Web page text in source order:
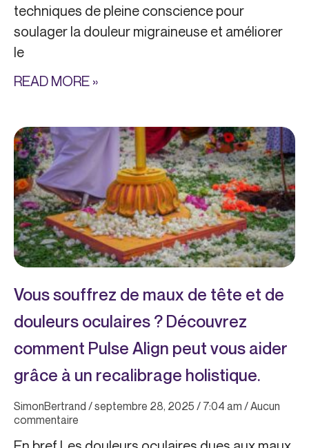
techniques de pleine conscience pour
soulager la douleur migraineuse et améliorer
le
READ MORE »
Vous souffrez de maux de tête et de
douleurs oculaires ? Découvrez
comment Pulse Align peut vous aider
grâce à un recalibrage holistique.
SimonBertrand septembre 28, 2025 7:04 am
Aucun
commentaire